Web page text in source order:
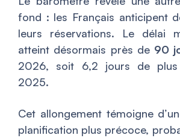
fond : les Français anticipent
leurs réservations. Le délai
atteint désormais près de 90
2026, soit 6,2 jours de plus
2025.
Cet allongement témoigne
planification plus précoce,